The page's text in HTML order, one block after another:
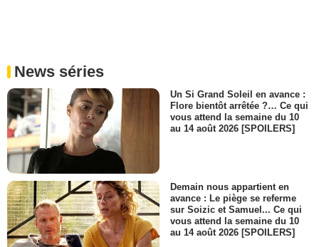
News séries
Un Si Grand Soleil en avance :
Flore bientôt arrêtée ?… Ce qui
vous attend la semaine du 10
au 14 août 2026 [SPOILERS]
Demain nous appartient en
avance : Le piège se referme
sur Soizic et Samuel... Ce qui
vous attend la semaine du 10
au 14 août 2026 [SPOILERS]